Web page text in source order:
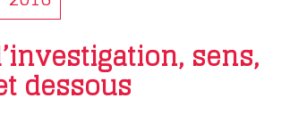
sens,
dessous